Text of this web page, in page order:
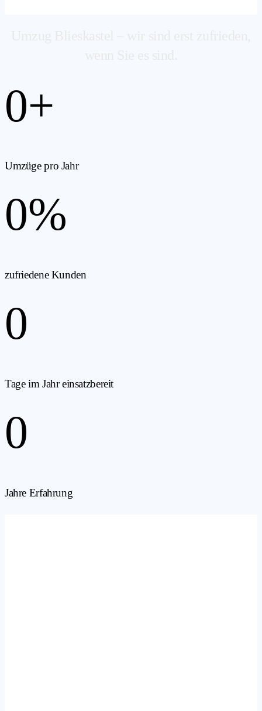
0+
Umzüge pro Jahr
0%
zufriedene Kunden
0
Tage im Jahr einsatzbereit
0
Jahre Erfahrung